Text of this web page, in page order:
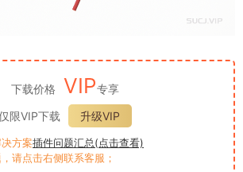
下载价格 VIP专享
限VIP下载
升级VIP
方案插件问题汇总(点击查看)
请点击右侧联系客服；